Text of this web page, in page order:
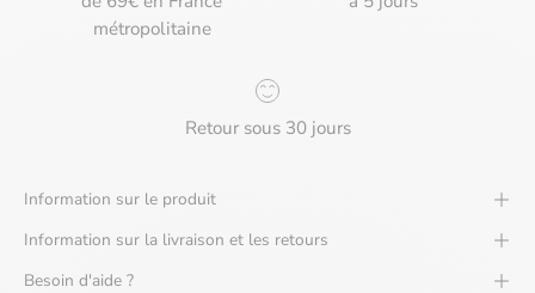
métropolitaine
Retour sous 30 jours
Information sur le produit
Information sur la livraison et les retours
Besoin d'aide ?